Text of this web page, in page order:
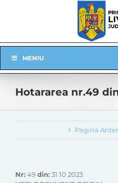
Navigation
MENIU
Hotararea nr.49
Pagina
Nr:49din:31 10 2023